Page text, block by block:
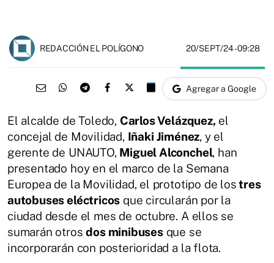
REDACCIÓN EL POLÍGONO 20/SEPT/24- 09:28
Agregar a Google
El alcalde de Toledo, Carlos Velázquez, el
concejal de Movilidad, Iñaki Jiménez, y el
gerente de UNAUTO, Miguel Alconchel, han
presentado hoy en el marco de la Semana
Europea de la Movilidad, el prototipo de lostres
autobuses eléctricos que circularán por la
ciudad desde el mes de octubre. A ellos se
sumarán otrosdos minibusesque se
incorporarán con posterioridad a la flota.